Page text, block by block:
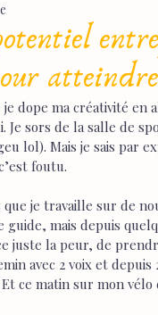
je dope ma créativité
Je sors de la salle de
lol). Mais je sais par
foutu.
je travaille sur de
mais depuis
juste la peur, de
avec 2 voix et
ce matin sur mon